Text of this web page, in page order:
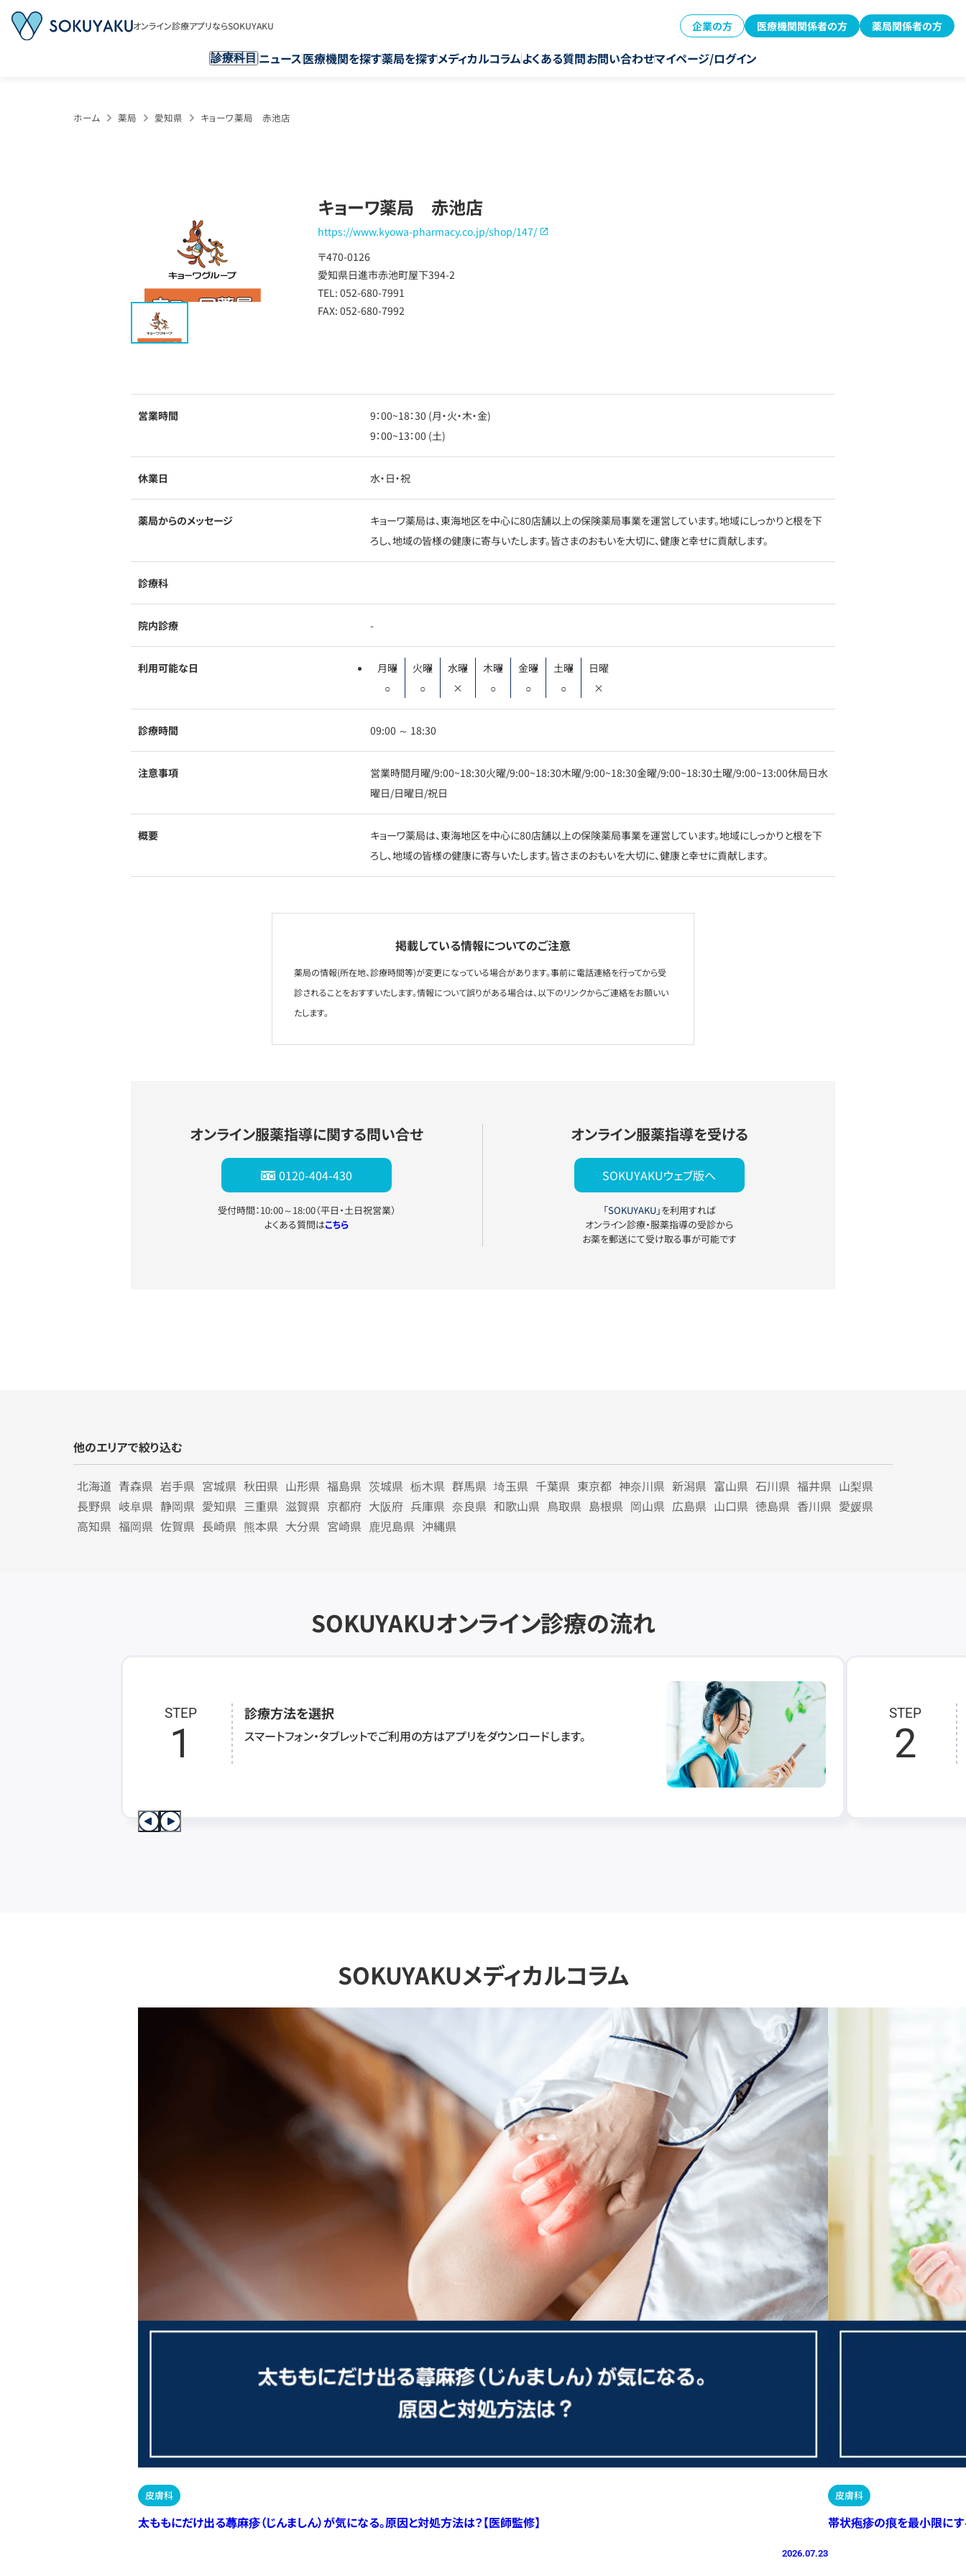
オンライン診療アプリならSOKUYAKU 企業の方 医療機関関係者の方 薬局関係者の方
診療科目 ニュース医療機関を探す薬局を探すメディカルコラムよくある質問お問い合わせマイページ/ログイン
ホーム 薬局 愛知県 キョーワ薬局 赤池店
キョーワ薬局 赤池店
https://www.kyowa-pharmacy.co.jp/shop/147/
〒470-0126
愛知県日進市赤池町屋下394-2
TEL: 052-680-7991
FAX: 052-680-7992
営業時間
9：00~18：30 (月・火・木・金)
9：00~13：00 (土)
休業日 水・日・祝
薬局からのメッセージ
キョーワ薬局は、東海地区を中心に80店舗以上の保険薬局事業を運営しています。地域にしっかりと根を下
ろし、地域の皆様の健康に寄与いたします。皆さまのおもいを大切に、健康と幸せに貢献します。
診療科
院内診療 -
利用可能な日
月曜
○
火曜
○
水曜
×
木曜
○
金曜
○
土曜
○
日曜
×
診療時間 09:00 ～ 18:30
注意事項
営業時間月曜/9:00~18:30火曜/9:00~18:30木曜/9:00~18:30金曜/9:00~18:30土曜/9:00~13:00休局日水
曜日/日曜日/祝日
概要
キョーワ薬局は、東海地区を中心に80店舗以上の保険薬局事業を運営しています。地域にしっかりと根を下
ろし、地域の皆様の健康に寄与いたします。皆さまのおもいを大切に、健康と幸せに貢献します。
掲載している情報についてのご注意
薬局の情報(所在地、診療時間等)が変更になっている場合があります。事前に電話連絡を行ってから受
診されることをおすすいたします。情報について誤りがある場合は、以下のリンクからご連絡をお願いい
たします。
オンライン服薬指導に関する問い合せ
0120-404-430
受付時間：10:00～18:00（平日・土日祝営業）
よくある質問はこちら
オンライン服薬指導を受ける
SOKUYAKUウェブ版へ
「SOKUYAKU」を利用すれば
オンライン診療・服薬指導の受診から
お薬を郵送にて受け取る事が可能です
他のエリアで絞り込む
北海道 青森県 岩手県 宮城県 秋田県 山形県 福島県 茨城県 栃木県 群馬県 埼玉県 千葉県 東京都 神奈川県 新潟県 富山県 石川県 福井県 山梨県
長野県 岐阜県 静岡県 愛知県 三重県 滋賀県 京都府 大阪府 兵庫県 奈良県 和歌山県 鳥取県 島根県 岡山県 広島県 山口県 徳島県 香川県 愛媛県
高知県 福岡県 佐賀県 長崎県 熊本県 大分県 宮崎県 鹿児島県 沖縄県
SOKUYAKUオンライン診療の流れ
STEP
1
診療方法を選択
スマートフォン・タブレットでご利用の方はアプリをダウンロードします。
STEP
2
SOKUYAKUメディカルコラム
皮膚科
太ももにだけ出る蕁麻疹（じんましん）が気になる。原因と対処方法は？【医師監修】
2026.07.23
皮膚科
帯状疱疹の痕を最小限にす